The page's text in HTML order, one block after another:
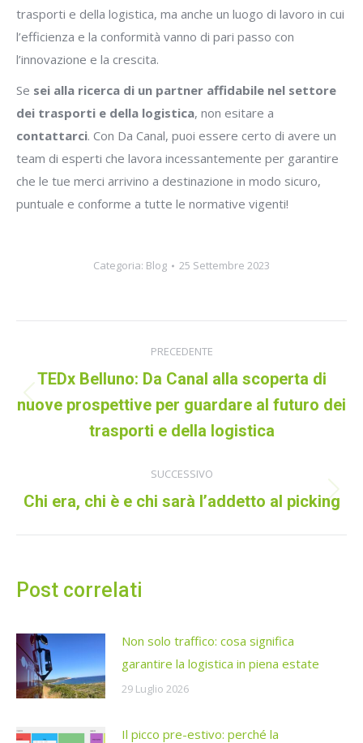
trasporti e della logistica, ma anche un luogo di lavoro in cui
l’efficienza e la conformità vanno di pari passo con
l’innovazione e la crescita.
Se sei alla ricerca di un partner affidabile nel settore
dei trasporti e della logistica, non esitare a
contattarci. Con Da Canal, puoi essere certo di avere un
team di esperti che lavora incessantemente per garantire
che le tue merci arrivino a destinazione in modo sicuro,
puntuale e conforme a tutte le normative vigenti!
Categoria: Blog 25 Settembre 2023
tra
i
PRECEDENTE
Post
precedente:
TEDx Belluno: Da Canal alla scoperta di
nuove prospettive per guardare al futuro dei
trasporti e della logistica
SUCCESSIVO
Prossimo
Chi era, chi è e chi sarà l’addetto al picking
Post correlati
Non solo traffico: cosa significa
garantire la logistica in piena estate
29 Luglio 2026
Il picco pre-estivo: perché la